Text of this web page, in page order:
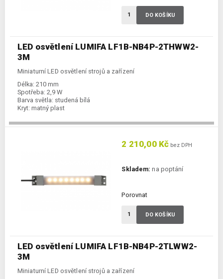
LED osvětlení LUMIFA LF1B-NB4P-2THWW2-
3M
Miniaturní LED osvětlení strojů a zařízení
Délka: 210 mm
Spotřeba: 2,9 W
Barva světla: studená bílá
Kryt: matný plast
DO KOŠÍKU
LED osvětlení LUMIFA LF1B-NB4P-2TLWW2-
3M
Miniaturní LED osvětlení strojů a zařízení
2 210,00 Kč bez DPH
Skladem: na poptání
Porovnat
DO KOŠÍKU